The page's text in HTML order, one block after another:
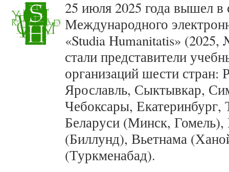
25 июля 2025 года вышел в
Международного
«Studia Humanitatis»
стали представители
организаций шести
Ярославль, Сыктывкар,
Чебоксары, Екатеринбург,
Беларуси (Минск,
(Биллунд), Вьетнама
(Туркменабад).